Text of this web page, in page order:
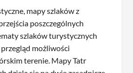
mapy szlaków z
poszczególnych
szlaków turystycznych
możliwości
terenie. Mapy Tatr